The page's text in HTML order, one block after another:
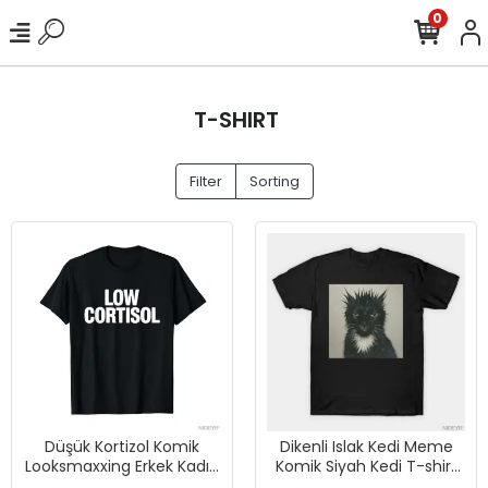
0
T-SHIRT
Filter Sorting
Düşük Kortizol Komik
Looksmaxxing Erkek Kadın
Dikenli Islak Kedi Meme
Komik Siyah Kedi T-shirt